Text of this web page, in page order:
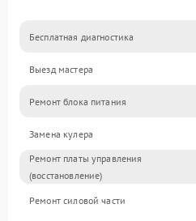
Бесплатная диагностика
Выезд мастера
Ремонт блока питания
Замена кулера
Ремонт платы управления
(восстановление)
Ремонт силовой части